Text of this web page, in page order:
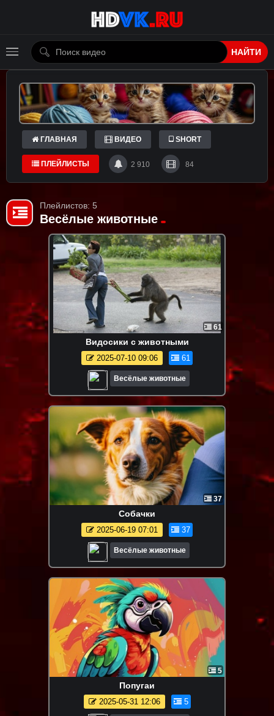
НАЙТИ
ГЛАВНАЯ ВИДЕО SHORT
ПЛЕЙЛИСТЫ 2 910 84
Плейлистов: 5
Весёлые животные
61
Видосики с животными
2025-07-10 09:06 61
Весёлые животные
37
Собачки
2025-06-19 07:01 37
Весёлые животные
5
Попугаи
2025-05-31 12:06 5